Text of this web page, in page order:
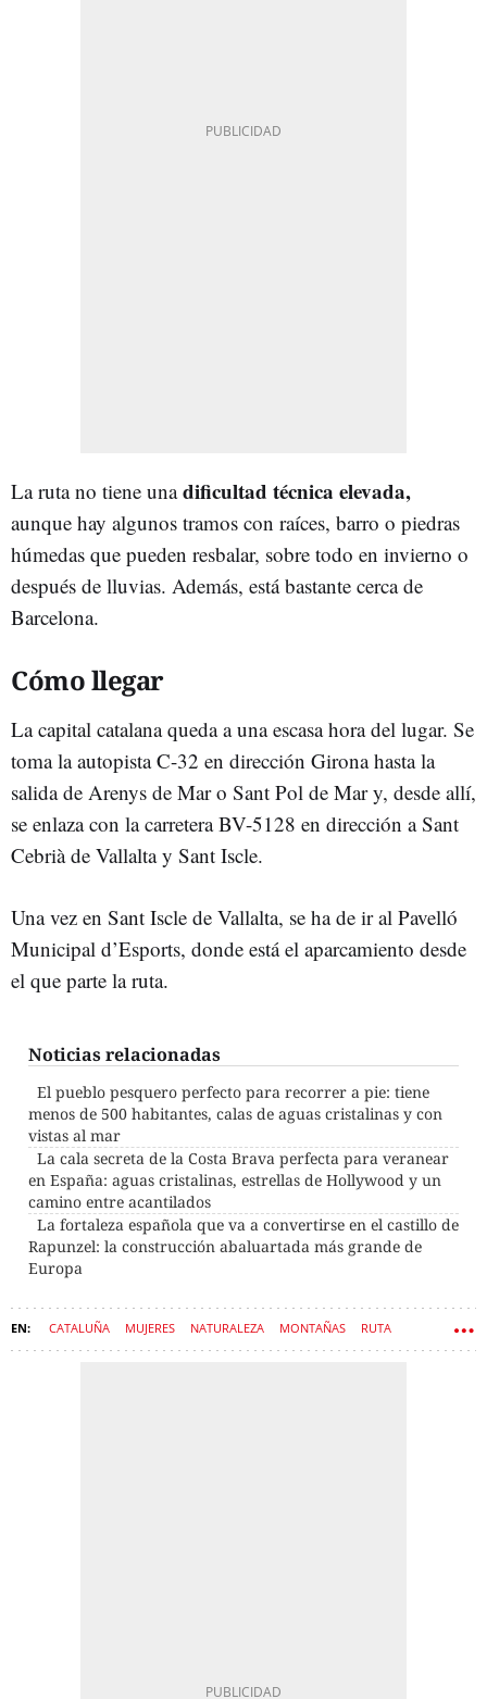
La ruta no tiene unadificultad técnica elevada,
aunque hay algunos tramos con raíces, barro o piedras
húmedas que pueden resbalar, sobre todo en invierno o
después de lluvias. Además, está bastante cerca de
Barcelona.
Cómo llegar
La capital catalana queda a una escasa hora del lugar. Se
toma la autopista C-32 en dirección Girona hasta la
salida de Arenys de Mar o Sant Pol de Mar y, desde allí,
se enlaza con la carretera BV-5128 en dirección a Sant
Cebrià de Vallalta y Sant Iscle.
Una vez en Sant Iscle de Vallalta, se ha de ir al Pavelló
Municipal d’Esports, donde está el aparcamiento desde
el que parte la ruta.
Noticias relacionadas
El pueblo pesquero perfecto para recorrer a pie: tiene
menos de 500 habitantes, calas de aguas cristalinas y con
vistas al mar
La cala secreta de la Costa Brava perfecta para veranear
en España: aguas cristalinas, estrellas de Hollywood y un
camino entre acantilados
La fortaleza española que va a convertirse en el castillo de
Rapunzel: la construcción abaluartada más grande de
Europa
CATALUÑA MUJERES NATURALEZA MONTAÑAS RUTA